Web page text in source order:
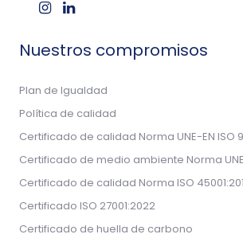
Nuestros compromisos
Plan de Igualdad
Política de calidad
Certificado de calidad Norma UNE-EN ISO
Certificado de medio ambiente Norma UNE-
Certificado de calidad Norma ISO
Certificado ISO 27001:2022
Certificado de huella de carbono